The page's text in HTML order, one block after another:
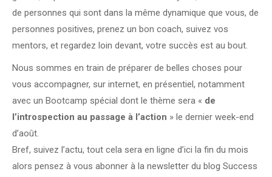
de personnes qui sont dans la même dynamique que vous, de
personnes positives, prenez un bon coach, suivez vos
mentors, et regardez loin devant, votre succès est au bout.
Nous sommes en train de préparer de belles choses pour
vous accompagner, sur internet, en présentiel, notamment
avec un Bootcamp spécial dont le thème sera « de
l’introspection au passage à l’action » le dernier week-end
d’août.
Bref, suivez l’actu, tout cela sera en ligne d’ici la fin du mois
alors pensez à vous abonner à la newsletter du blog Success